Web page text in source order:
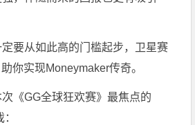
要从如此高的门槛起步，卫星赛
你实现Moneymaker传奇。
《GG全球狂欢赛》最焦点的